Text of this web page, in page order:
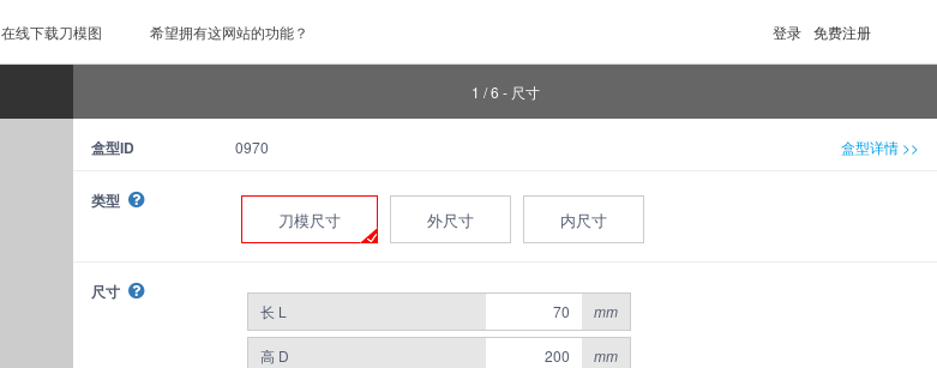
在线下载刀模图 希望拥有这网站的功能？ 免费注册
登录
1 / 6 - 尺寸
盒型ID 0970 盒型详情 >>
类型
刀模尺寸 外尺寸 内尺寸
尺寸
长 L mm
高 D mm